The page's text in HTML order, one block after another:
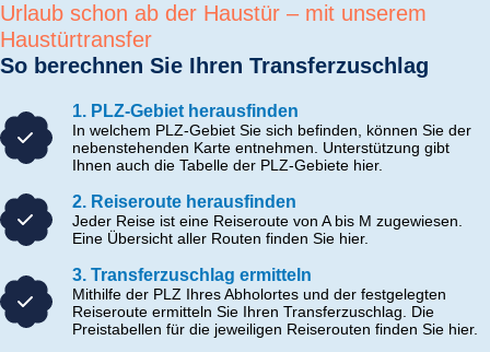
Urlaub schon ab der Haustür – mit unserem
Haustürtransfer
So berechnen Sie Ihren Transferzuschlag
1. PLZ-Gebiet herausfinden
In welchem PLZ-Gebiet Sie sich befinden, können Sie der
nebenstehenden Karte entnehmen. Unterstützung gibt
Ihnen auch die Tabelle der PLZ-Gebiete hier.
2. Reiseroute herausfinden
Jeder Reise ist eine Reiseroute von A bis M zugewiesen.
Eine Übersicht aller Routen finden Sie hier.
3. Transferzuschlag ermitteln
Mithilfe der PLZ Ihres Abholortes und der festgelegten
Reiseroute ermitteln Sie Ihren Transferzuschlag. Die
Preistabellen für die jeweiligen Reiserouten finden Sie hier.